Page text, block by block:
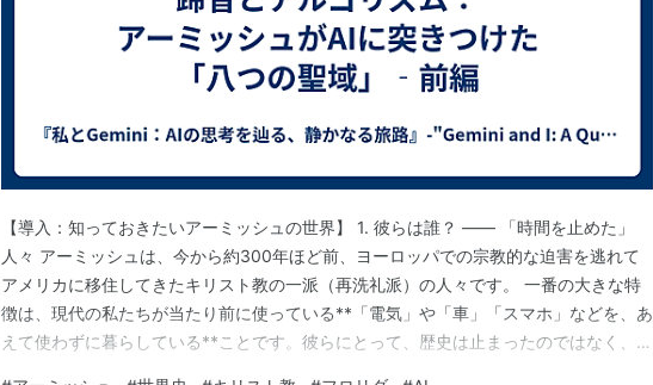
【導入：知っておきたいアーミッシュの世界】 1. 彼らは誰？ —— 「時間を止めた」
人々 アーミッシュは、今から約300年ほど前、ヨーロッパでの宗教的な迫害を逃れて
アメリカに移住してきたキリスト教の一派（再洗礼派）の人々です。 一番の大きな特
徴は、現代の私たちが当たり前に使っている**「電気」や「車」「スマホ」などを、あ
えて使わずに暮らしている**ことです。彼らにとって、歴史は止まったのではなく、